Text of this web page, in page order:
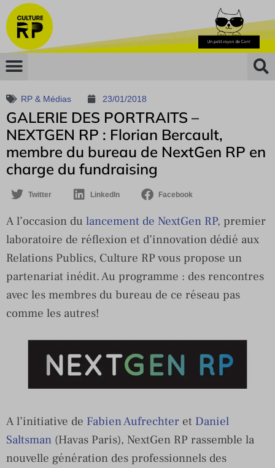
RP & Médias 23/01/2018
GALERIE DES PORTRAITS –
NEXTGEN RP : Florian Bercault,
membre du bureau de NextGen RP en
charge du fundraising
Twitter LinkedIn Facebook
A l’occasion du lancement de NextGen RP, premier
laboratoire de réflexion et d’innovation dédié aux
Relations Publics, Culture RP vous propose un
partenariat inédit. Au programme : des rencontres
avec les membres du bureau de ce réseau pas
comme les autres!
A l’initiative de Fabien Aufrechter et Daniel
Saltsman (Havas Paris), NextGen RP rassemble la
nouvelle génération des professionnels des